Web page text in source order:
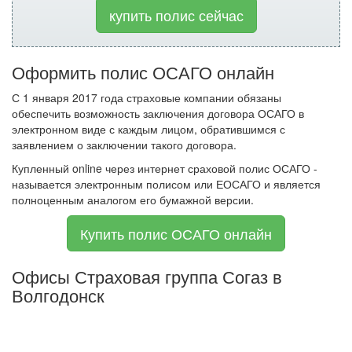
купить полис сейчас
Оформить полис ОСАГО онлайн
С 1 января 2017 года страховые компании обязаны
обеспечить возможность заключения договора ОСАГО в
электронном виде с каждым лицом, обратившимся с
заявлением о заключении такого договора.
Купленный online через интернет сраховой полис ОСАГО -
называется электронным полисом или ЕОСАГО и является
полноценным аналогом его бумажной версии.
Купить полис ОСАГО онлайн
Офисы Страховая группа Согаз в
Волгодонск